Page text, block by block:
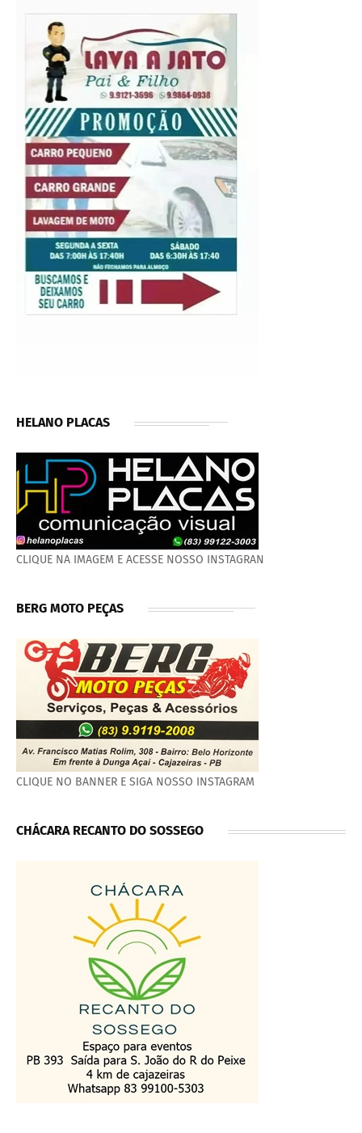
HELANO PLACAS
CLIQUE NA IMAGEM E ACESSE NOSSO INSTAGRAN
BERG MOTO PEÇAS
CLIQUE NO BANNER E SIGA NOSSO INSTAGRAM
CHÁCARA RECANTO DO SOSSEGO